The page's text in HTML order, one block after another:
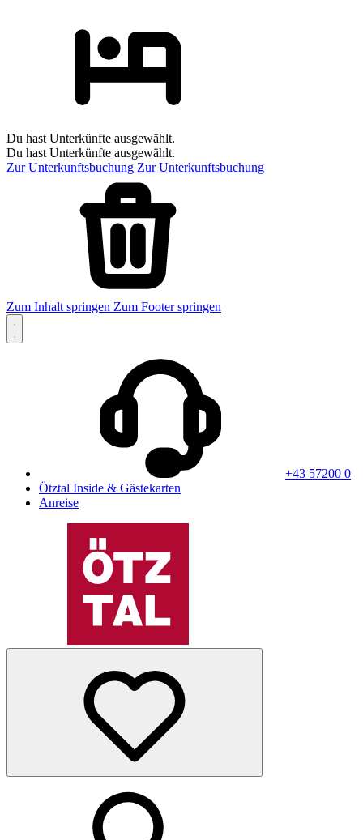
Du hast Unterkünfte ausgewählt.
Du hast Unterkünfte ausgewählt.
Zur Unterkunftsbuchung Zur Unterkunftsbuchung
Zum Inhalt springen Zum Footer springen
+43 57200 0
Ötztal Inside & Gästekarten
Anreise